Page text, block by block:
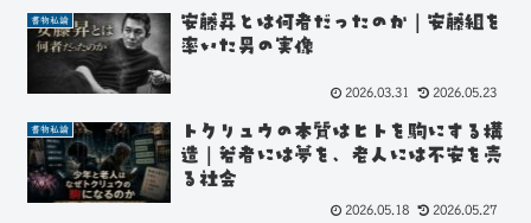
書物私論
安藤昇とは何者だったのか｜安藤組を
率いた男の実像
2026.03.31 2026.05.23
書物私論
トクリュウの本質はヒトを駒にする構
造｜若者には夢を、老人には不安を売
る社会
2026.05.18 2026.05.27